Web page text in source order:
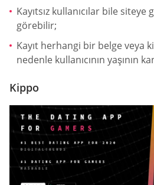
Kayıtsız kullanıcılar bile
görebilir;
Kayıt herhangi bir belge veya
nedenle kullanıcının yaşının
Kippo